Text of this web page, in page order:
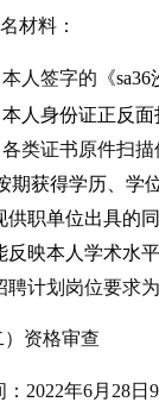
材料：
本人签字的《
本人身份证正反面
类证书原件扫
期获得学历、学
供职单位出具的
反映本人学术水
聘计划岗位要求
资格审查
2022年6月 28日